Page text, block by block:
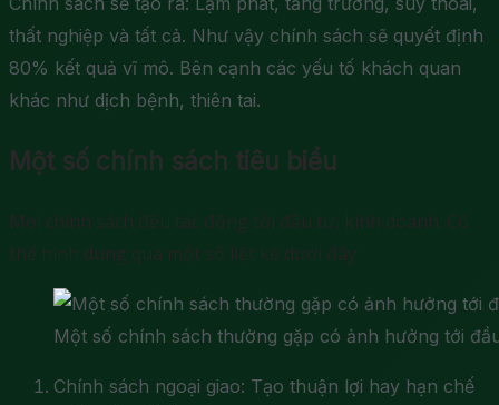
thất nghiệp và tất cả. Như vậy chính sách sẽ quyết định
80% kết quả vĩ mô. Bên cạnh các yếu tố khách quan
khác như dịch bệnh, thiên tai.
Một số chính sách tiêu biểu
Mọi chính sách đều tác động tới đầu tư, kinh doanh. Có
thể hình dung qua một số liệt kê dưới đây:
Một số chính sách thường gặp có ảnh hưởng tới
Chính sách ngoại giao: Tạo thuận lợi hay hạn chế